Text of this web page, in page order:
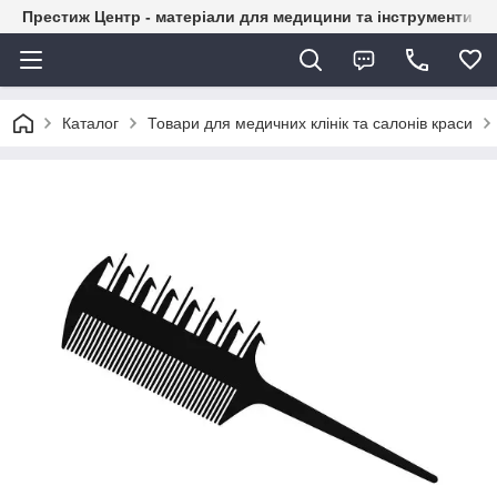
Престиж Центр - матеріали для медицини та інструменти
Каталог Товари для медичних клінік та салонів краси